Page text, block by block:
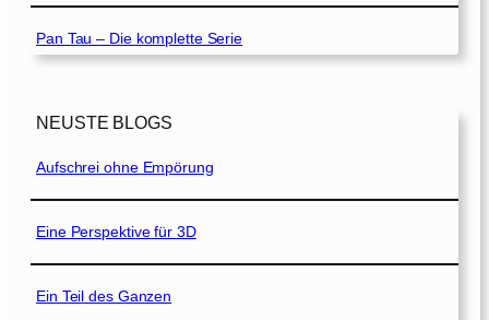
Pan Tau – Die komplette Serie
NEUSTE BLOGS
Aufschrei ohne Empörung
Eine Perspektive für 3D
Ein Teil des Ganzen